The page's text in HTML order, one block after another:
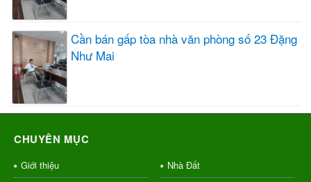
Cần bán gấp tòa nhà văn phòng số 23 Đặng
Như Mai
CHUYÊN MỤC
Giới thiệu
Nhà Đất